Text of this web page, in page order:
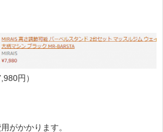
円）
がかかります。